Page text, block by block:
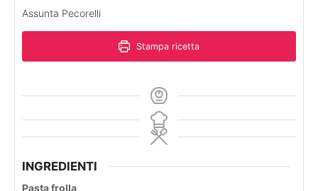
Assunta Pecorelli
Stampa ricetta
INGREDIENTI
Pasta frolla